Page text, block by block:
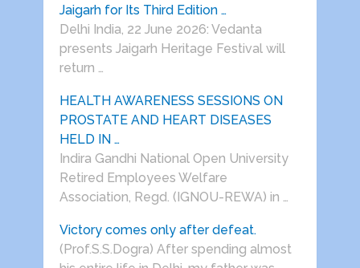
Jaigarh for Its Third Edition …
Delhi India, 22 June 2026: Vedanta
presents Jaigarh Heritage Festival will
return …
HEALTH AWARENESS SESSIONS ON
PROSTATE AND HEART DISEASES
HELD IN …
Indira Gandhi National Open University
Retired Employees Welfare
Association, Regd. (IGNOU-REWA) in …
Victory comes only after defeat.
(Prof.S.S.Dogra) After spending almost